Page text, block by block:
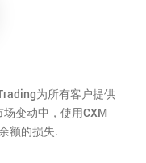
为所有客户提供
变动中，使用CXM
额的损失.